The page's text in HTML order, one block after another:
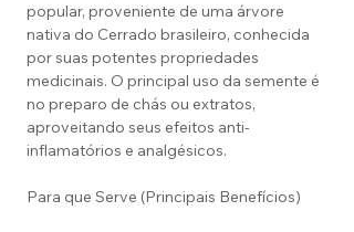
popular, proveniente de uma árvore
nativa do Cerrado brasileiro, conhecida
por suas potentes propriedades
medicinais. O principal uso da semente é
no preparo de chás ou extratos,
aproveitando seus efeitos anti-
inflamatórios e analgésicos.
Para que Serve (Principais Benefícios)